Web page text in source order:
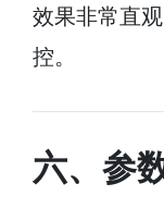
效果非常直
控。
六、参